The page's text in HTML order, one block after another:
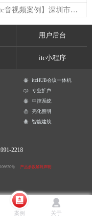
【itc音视频案例】深圳市光明集团有限公司
用户后台
itc小程序
itcHUB会议一体机
专业扩声
中控系统
亮化照明
智能建筑
2218
号 产品参数解释声明
案例 关于